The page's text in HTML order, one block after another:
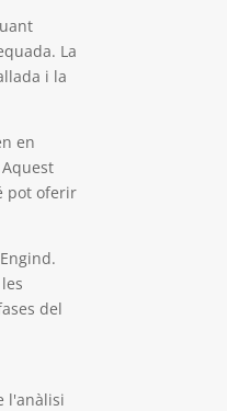
La
i la
en
pot oferir
del
l'anàlisi